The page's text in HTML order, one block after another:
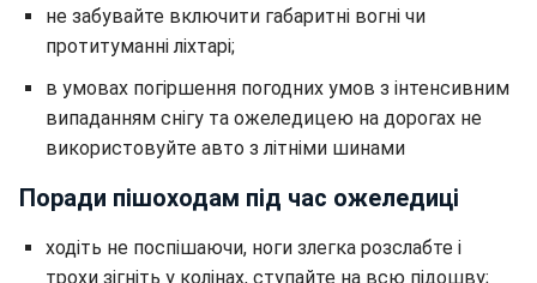
не забувайте включити габаритні вогні чи
протитуманні ліхтарі;
в умовах погіршення погодних умов з інтенсивним
випаданням снігу та ожеледицею на дорогах не
використовуйте авто з літніми шинами
Поради пішоходам під час ожеледиці
ходіть не поспішаючи, ноги злегка розслабте і
трохи зігніть у колінах, ступайте на всю підошву;